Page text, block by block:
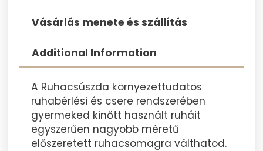
Vásárlás menete és szállítás
Additional Information
A Ruhacsúszda környezettudatos
ruhabérlési és csere rendszerében
gyermeked kinőtt használt ruháit
egyszerűen nagyobb méretű
előszeretett ruhacsomagra válthatod.